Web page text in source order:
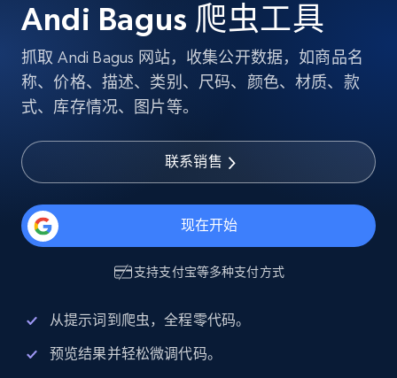
Andi Bagus 爬虫工具
抓取 Andi Bagus 网站，收集公开数据，如商品名
称、价格、描述、类别、尺码、颜色、材质、款
式、库存情况、图片等。
联系销售
现在开始
支持支付宝等多种支付方式
从提示词到爬虫，全程零代码。
预览结果并轻松微调代码。